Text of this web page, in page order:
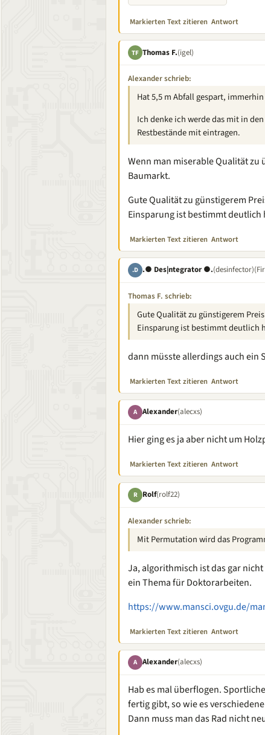
Markierten Text zitieren Antwort
TF Thomas F.(igel)
Alexander schrieb:
Hat 5,5 m Abfall gespart, immerhin
Ich denke ich werde das mit in
Restbestände mit eintragen.
Wenn man miserable Qualität
Baumarkt.
Gute Qualität zu günstigerem
Einsparung ist bestimmt deutlich
Markierten Text zitieren Antwort
.D .● Des|ntegrator ●.(desinfector)
Thomas F. schrieb:
Gute Qualität zu günstigerem
Einsparung ist bestimmt deutlich
dann müsste allerdings auch ein
Markierten Text zitieren Antwort
A Alexander(alecxs)
Hier ging es ja aber nicht um
Markierten Text zitieren Antwort
R Rolf(rolf22)
Alexander schrieb:
Mit Permutation wird das
Ja, algorithmisch ist das gar
ein Thema für Doktorarbeiten.
https://www.mansci.ovgu.de/
Markierten Text zitieren Antwort
A Alexander(alecxs)
Hab es mal überflogen.
fertig gibt, so wie es
Dann muss man das Rad nicht